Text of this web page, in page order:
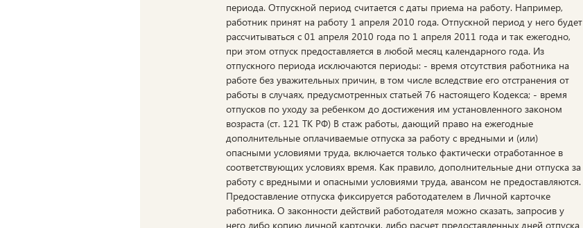
периода. Отпускной период считается с даты приема на работу. Например,
работник принят на работу 1 апреля 2010 года. Отпускной период у него будет
рассчитываться с 01 апреля 2010 года по 1 апреля 2011 года и так ежегодно,
при этом отпуск предоставляется в любой месяц календарного года. Из
отпускного периода исключаются периоды: - время отсутствия работника на
работе без уважительных причин, в том числе вследствие его отстранения от
работы в случаях, предусмотренных статьей 76 настоящего Кодекса; - время
отпусков по уходу за ребенком до достижения им установленного законом
возраста (ст. 121 ТК РФ) В стаж работы, дающий право на ежегодные
дополнительные оплачиваемые отпуска за работу с вредными и (или)
опасными условиями труда, включается только фактически отработанное в
соответствующих условиях время. Как правило, дополнительные дни отпуска за
работу с вредными и опасными условиями труда, авансом не предоставляются.
Предоставление отпуска фиксируется работодателем в Личной карточке
работника. О законности действий работодателя можно сказать, запросив у
него либо копию личной карточки, либо расчет предоставленных дней отпуска